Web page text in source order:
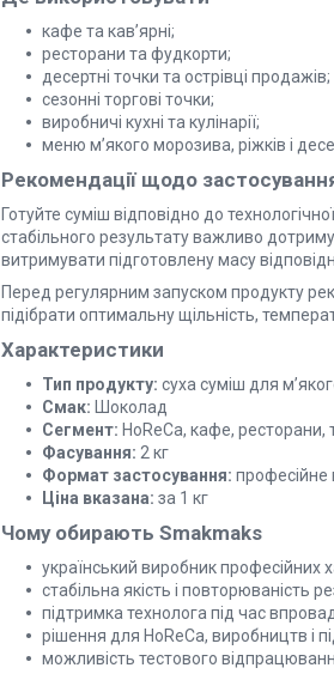
кафе та кав’ярні;
ресторани та фудкорти;
десертні точки та острівці продажів;
сезонні торгові точки;
виробничі кухні та кулінарії;
меню м’якого морозива, ріжків і
Рекомендації щодо
Готуйте суміш відповідно до
стабільного результату важливо
витримувати підготовлену масу
Перед регулярним запуском продукту
підібрати оптимальну щільність,
Характеристики
Тип продукту: суха суміш для
Смак: Шоколад
Сегмент: HoReCa, кафе, ресторани,
Фасування: 2 кг
Формат застосування: професійне
Ціна вказана: за 1 кг
Чому обирають Smakmaks
український виробник професійних
стабільна якість і повторюваність
підтримка технолога під час
рішення для HoReCa, виробництв і
можливість тестового